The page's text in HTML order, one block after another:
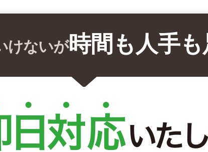
けないが時間も人手